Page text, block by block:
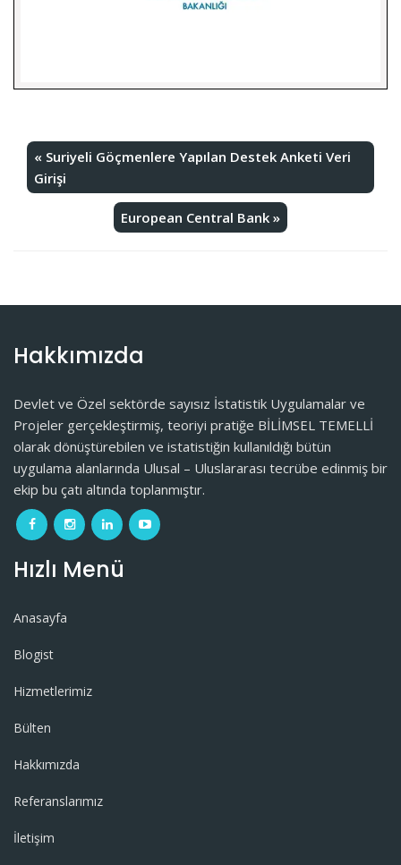
« Suriyeli Göçmenlere Yapılan Destek Anketi Veri
Girişi
European Central Bank »
Hakkımızda
Devlet ve Özel sektörde sayısız İstatistik Uygulamalar ve
Projeler gerçekleştirmiş, teoriyi pratiğe BİLİMSEL TEMELLİ
olarak dönüştürebilen ve istatistiğin kullanıldığı bütün
uygulama alanlarında Ulusal – Uluslararası tecrübe edinmiş bir
ekip bu çatı altında toplanmıştır.
Hızlı Menü
Anasayfa
Blogist
Hizmetlerimiz
Bülten
Hakkımızda
Referanslarımız
İletişim